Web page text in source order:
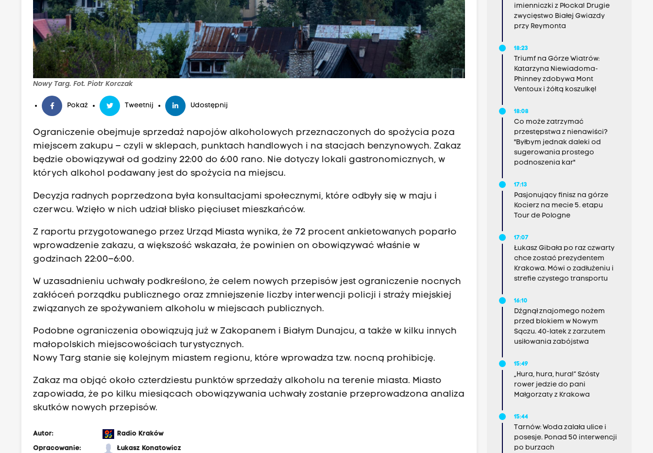
Nowy Targ. Fot. Piotr Korczak
Pokaż Tweetnij Udostępnij
Ograniczenie obejmuje sprzedaż napojów alkoholowych przeznaczonych do spożycia poza
miejscem zakupu – czyli w sklepach, punktach handlowych i na stacjach benzynowych. Zakaz
będzie obowiązywał od godziny 22:00 do 6:00 rano. Nie dotyczy lokali gastronomicznych, w
których alkohol podawany jest do spożycia na miejscu.
Decyzja radnych poprzedzona była konsultacjami społecznymi, które odbyły się w maju i
czerwcu. Wzięło w nich udział blisko pięciuset mieszkańców.
Z raportu przygotowanego przez Urząd Miasta wynika, że 72 procent ankietowanych poparło
wprowadzenie zakazu, a większość wskazała, że powinien on obowiązywać właśnie w
godzinach 22:00–6:00.
W uzasadnieniu uchwały podkreślono, że celem nowych przepisów jest ograniczenie nocnych
zakłóceń porządku publicznego oraz zmniejszenie liczby interwencji policji i straży miejskiej
związanych ze spożywaniem alkoholu w miejscach publicznych.
Podobne ograniczenia obowiązują już w Zakopanem i Białym Dunajcu, a także w kilku innych
małopolskich miejscowościach turystycznych.
Nowy Targ stanie się kolejnym miastem regionu, które wprowadza tzw. nocną prohibicję.
Zakaz ma objąć około czterdziestu punktów sprzedaży alkoholu na terenie miasta. Miasto
zapowiada, że po kilku miesiącach obowiązywania uchwały zostanie przeprowadzona analiza
skutków nowych przepisów.
Autor:
Radio Kraków
Opracowanie:
Łukasz Konatowicz
imienniczki z Płocka! Drugie
zwycięstwo Białej Gwiazdy
przy Reymonta
18:23
Triumf na Górze Wiatrów:
Katarzyna Niewiadoma-
Phinney zdobywa Mont
Ventoux i żółtą koszulkę!
18:08
Co może zatrzymać
przestępstwa z nienawiści?
"Byłbym jednak daleki od
sugerowania prostego
podnoszenia kar"
17:13
Pasjonujący finisz na górze
Kocierz na mecie 5. etapu
Tour de Pologne
17:07
Łukasz Gibała po raz czwarty
chce zostać prezydentem
Krakowa. Mówi o zadłużeniu i
strefie czystego transportu
16:10
Dźgnął znajomego nożem
przed blokiem w Nowym
Sączu. 40-latek z zarzutem
usiłowania zabójstwa
15:49
„Hura, hura, hura!” Szósty
rower jedzie do pani
Małgorzaty z Krakowa
15:44
Tarnów: Woda zalała ulice i
posesje. Ponad 50 interwencji
po burzach